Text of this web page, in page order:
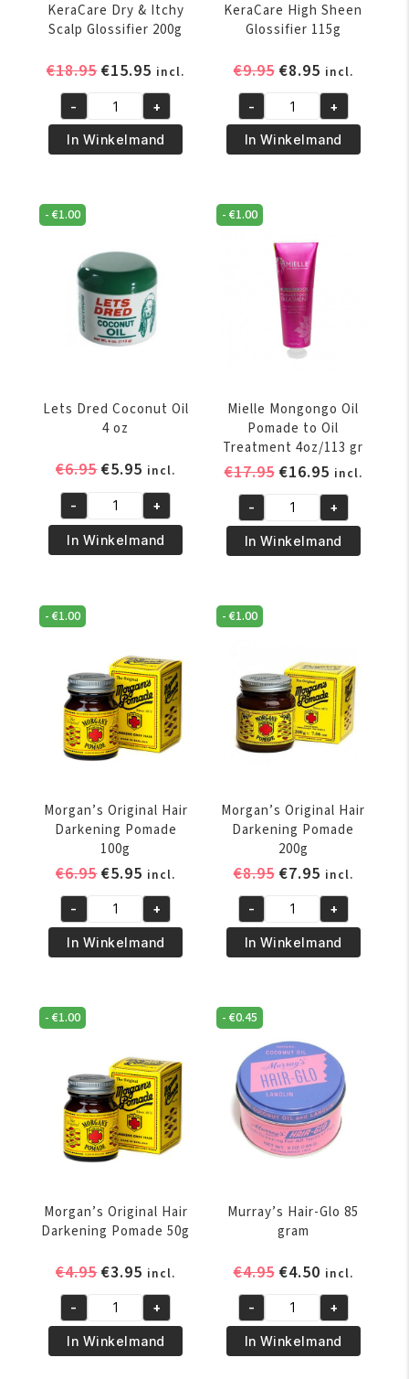
KeraCare Dry & Itchy
Scalp Glossifier 200g
€18.95Oorspronkelijke
was:
€18.95.
€15.95 Huidige
prijs
is:
€15.95.
incl.
KeraCare
Dry
&
Scalp
Glossifier
aantal
- +
In Winkelmand
KeraCare High Sheen
Glossifier 115g
€9.95 Oorspronkelijke
was:
€9.95.
€8.95Huidige
prijs
is:
€8.95.
incl.
KeraCare
High
Sheen
115g
aantal
- +
In Winkelmand
-€1.00
Lets Dred Coconut Oil
4 oz
€6.95Oorspronkelijke
was:
€6.95.
€5.95 Huidige
prijs
is:
€5.95.
incl.
Lets
Dred
Coconut
4
oz
- +
In Winkelmand
-€1.00
Mielle Mongongo Oil
Pomade to Oil
Treatment 4oz/113 gr
€17.95 Oorspronkelijke
was:
€17.95.
€16.95Huidige
prijs
is:
€16.95.
incl.
Mielle
Mongongo
Oil
to
Oil
4oz/113
gr
aantal
- +
In Winkelmand
-€1.00
Morgan’s Original Hair
Darkening Pomade
100g
€6.95Oorspronkelijke
was:
€6.95.
€5.95 Huidige
prijs
is:
€5.95.
incl.
Morgan's
Original
Hair
Pomade
100g
- +
In Winkelmand
-€1.00
Morgan’s Original Hair
Darkening Pomade
200g
€8.95 Oorspronkelijke
was:
€8.95.
€7.95Huidige
prijs
is:
€7.95.
incl.
Morgan's
Original
Hair
Pomade
200g
aantal
- +
In Winkelmand
-€1.00
Morgan’s Original Hair
Darkening Pomade 50g
€4.95Oorspronkelijke
was:
€4.95.
€3.95 Huidige
prijs
is:
€3.95.
incl.
Morgan's
Original
Hair
- +
In Winkelmand
-€0.45
Murray’s Hair-Glo 85
gram
€4.95 Oorspronkelijke
was:
€4.95.
€4.50Huidige
prijs
is:
€4.50.
incl.
Murray's
Hair-
Glo
- +
In Winkelmand